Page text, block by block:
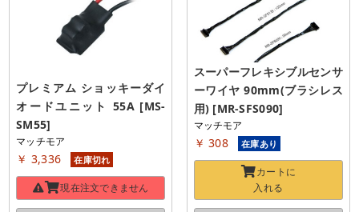
プレミアム ショッキーダイ
オードユニット 55A [MS-
SM55]
マッチモア
￥ 3,336 在庫切れ
現在注文できません
スーパーフレキシブルセンサ
ーワイヤ 90mm(ブラシレス
用) [MR-SFS090]
マッチモア
￥ 308 在庫あり
カートに
入れる